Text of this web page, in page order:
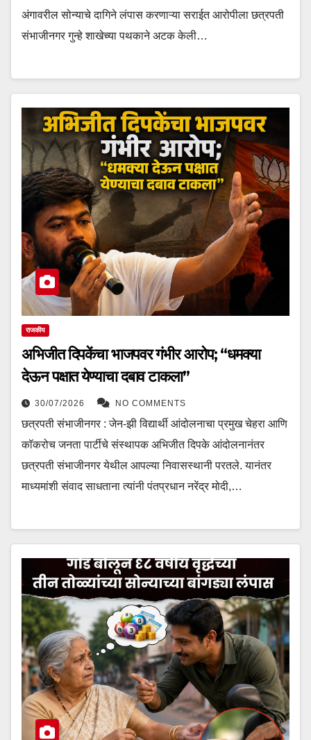
अंगावरील सोन्याचे दागिने लंपास करणाऱ्या सराईत आरोपीला छत्रपती
संभाजीनगर गुन्हे शाखेच्या पथकाने अटक केली…
राजकीय
अभिजीत दिपकेंचा भाजपवर गंभीर आरोप; “धमक्या
देऊन पक्षात येण्याचा दबाव टाकला”
30/07/2026 NO COMMENTS
छत्रपती संभाजीनगर : जेन-झी विद्यार्थी आंदोलनाचा प्रमुख चेहरा आणि
कॉकरोच जनता पार्टीचे संस्थापक अभिजीत दिपके आंदोलनानंतर
छत्रपती संभाजीनगर येथील आपल्या निवासस्थानी परतले. यानंतर
माध्यमांशी संवाद साधताना त्यांनी पंतप्रधान नरेंद्र मोदी,…